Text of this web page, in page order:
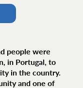
people were
in Portugal, to
in the country.
and one of